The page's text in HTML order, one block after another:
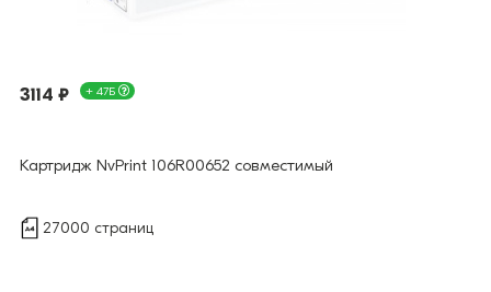
3114 ₽ + 47Б
Картридж NvPrint 106R00652 совместимый
27000 страниц